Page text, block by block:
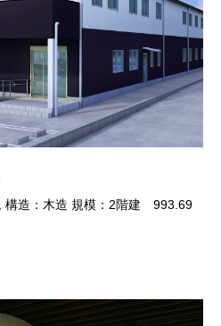
構造：木造 規模：2階建 993.69